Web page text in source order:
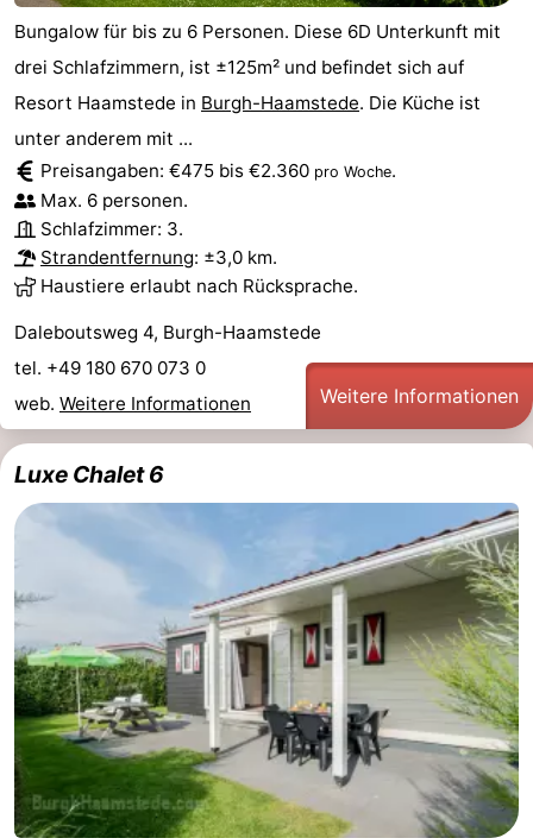
Bungalow für bis zu 6 Personen. Diese 6D Unterkunft mit
drei Schlafzimmern, ist ±125m² und befindet sich auf
Resort Haamstede in Burgh-Haamstede. Die Küche ist
unter anderem mit ...
Preisangaben: €475 bis €2.360 pro Woche.
Max. 6 personen.
Schlafzimmer: 3.
Strandentfernung: ±3,0 km.
Haustiere erlaubt nach Rücksprache.
Daleboutsweg 4, Burgh-Haamstede
tel. +49 180 670 073 0
web. Weitere Informationen Weitere Informationen
Luxe Chalet 6